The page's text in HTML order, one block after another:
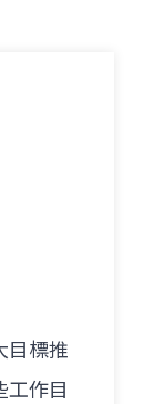
目標推
工作目